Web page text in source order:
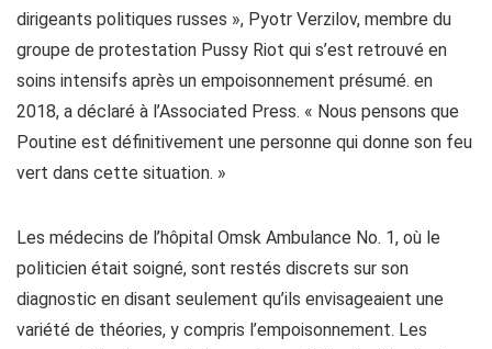
dirigeants politiques russes », Pyotr Verzilov, membre du
groupe de protestation Pussy Riot qui s’est retrouvé en
soins intensifs après un empoisonnement présumé. en
2018, a déclaré à l’Associated Press. « Nous pensons que
Poutine est définitivement une personne qui donne son feu
vert dans cette situation. »
Les médecins de l’hôpital Omsk Ambulance No. 1, où le
politicien était soigné, sont restés discrets sur son
diagnostic en disant seulement qu’ils envisageaient une
variété de théories, y compris l’empoisonnement. Les